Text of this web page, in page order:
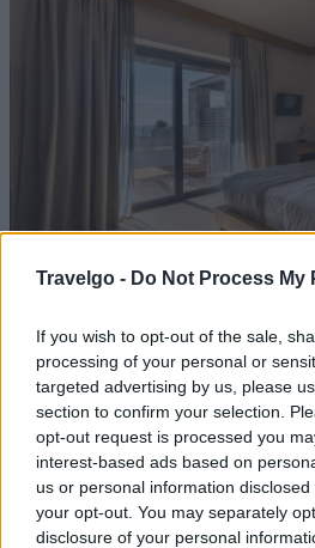
Travelgo - Do Not Process
If you wish to opt-out of the sale,
processing of your personal or
targeted advertising by us, please
section to confirm your selection.
opt-out request is processed you
interest-based ads based on
us or personal information
your opt-out. You may separately
disclosure of your personal
Οι παροχές περιλαμβάνουν
μικροκυμάτων, μηχανή
WiFi, κλιματισμό, θυρίδα
πάρκινγκ.